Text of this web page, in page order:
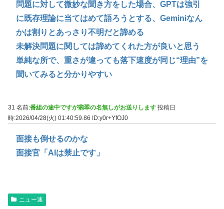
問題に対して微妙な聞き方をした場合、GPTは強引
に既存理論に当てはめて語ろうとする、Geminiなん
かは割りとあっさり不明だと諦める
未解決問題に関しては諦めてくれた方が良いと思う
単純な所で、重さが違っても落下速度が同じ“理由”を
聞いてみると分かりやすい
31 名前:番組の途中ですが翡翠の名無しがお送りします 投稿日
時:2026/04/28(火) 01:40:59.86 ID:y0r+YfOJ0
面接も倒せるのかな
面接官「AIは禁止です」
ニュー速